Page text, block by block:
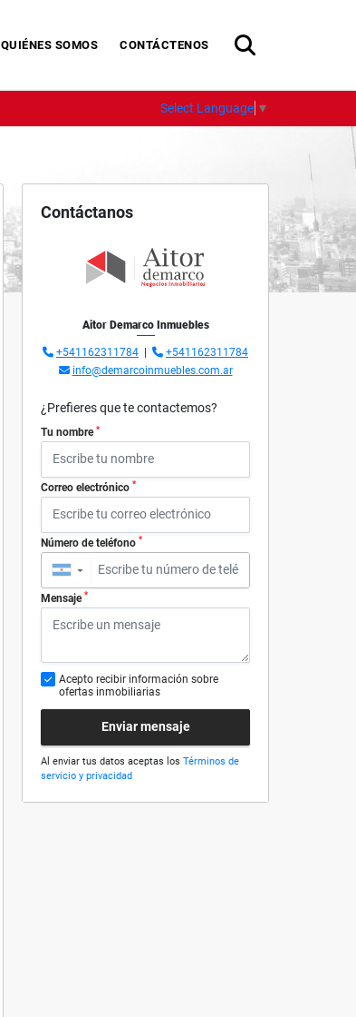
QUIÉNES SOMOS CONTÁCTENOS
Select Language ▼
Contáctanos
Aitor Demarco Inmuebles
+541162311784
+541162311784
info@demarcoinmuebles.com.ar
¿Prefieres que te contactemos?
Tu nombre *
Correo electrónico *
Número de teléfono *
▼
Mensaje *
Acepto recibir información sobre
ofertas inmobiliarias
Enviar mensaje
Al enviar tus datos aceptas los Términos de
servicio y privacidad